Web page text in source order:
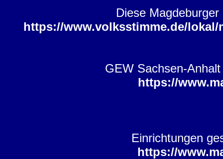
Diese
https://www.volksstimme.de/
GEW Sachsen-
https://
Einrichtungen
https://